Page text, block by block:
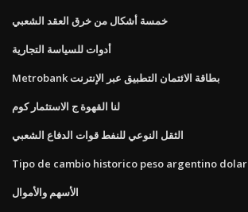
خمسة أشكال من خرق العقد الشعبي
أدوات للسياسة التجارية
Metrobank بطاقة الائتمان التطبيق عبر الإنترنت
لنا القهوة ج الاستثمار كوم
الثقل النوعي للنفط قوات الدفاع الشعبي
Tipo de cambio historico peso argentino dolar
الأسهم والأموال